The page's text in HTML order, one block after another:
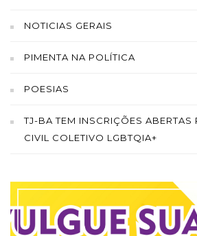
NOTICIAS GERAIS
PIMENTA NA POLÍTICA
POESIAS
TJ-BA TEM INSCRIÇÕES ABERTAS
CIVIL COLETIVO LGBTQIA+